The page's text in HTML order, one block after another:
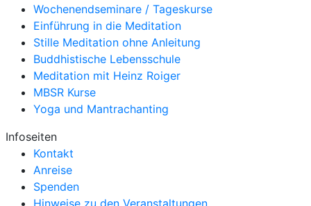
Wochenendseminare / Tageskurse
Einführung in die Meditation
Stille Meditation ohne Anleitung
Buddhistische Lebensschule
Meditation mit Heinz Roiger
MBSR Kurse
Yoga und Mantrachanting
Infoseiten
Kontakt
Anreise
Spenden
Hinweise zu den Veranstaltungen